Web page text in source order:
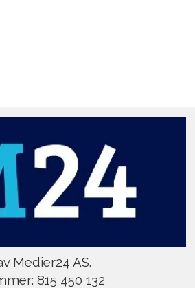
Medier24 AS.
815 450 132